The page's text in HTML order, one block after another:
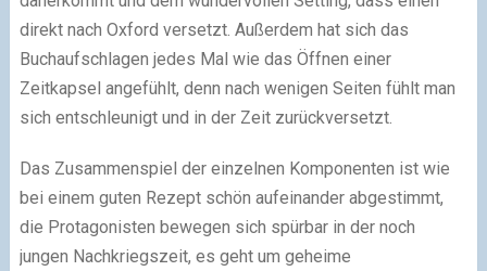
direkt nach Oxford versetzt. Außerdem hat sich das
Buchaufschlagen jedes Mal wie das Öffnen einer
Zeitkapsel angefühlt, denn nach wenigen Seiten fühlt man
sich entschleunigt und in der Zeit zurückversetzt.
Das Zusammenspiel der einzelnen Komponenten ist wie
bei einem guten Rezept schön aufeinander abgestimmt,
die Protagonisten bewegen sich spürbar in der noch
jungen Nachkriegszeit, es geht um geheime